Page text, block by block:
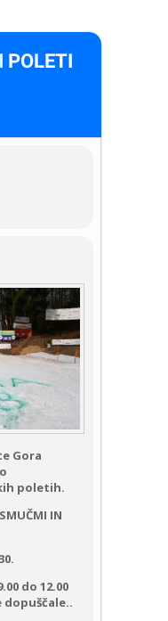
POLETI
Gora
poletih.
IN
do 12.00